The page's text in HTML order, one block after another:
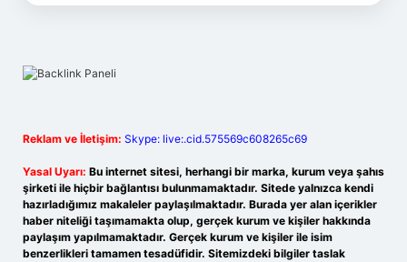
Reklam ve İletişim: Skype: live:.cid.575569c608265c69
Yasal Uyarı: Bu internet sitesi, herhangi bir marka, kurum veya şahıs
şirketi ile hiçbir bağlantısı bulunmamaktadır. Sitede yalnızca kendi
hazırladığımız makaleler paylaşılmaktadır. Burada yer alan içerikler
haber niteliği taşımamakta olup, gerçek kurum ve kişiler hakkında
paylaşım yapılmamaktadır. Gerçek kurum ve kişiler ile isim
benzerlikleri tamamen tesadüfidir. Sitemizdeki bilgiler taslak